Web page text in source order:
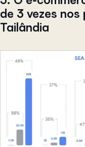
de 3 vezes
Tailândia